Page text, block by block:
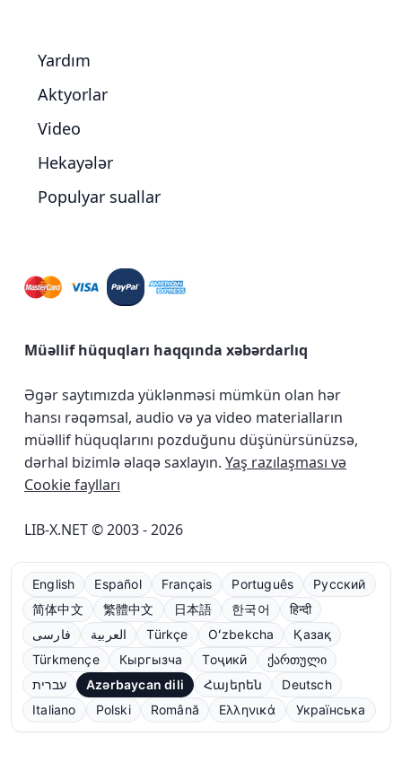
Yardım
Aktyorlar
Video
Hekayələr
Populyar suallar
Müəllif hüquqları haqqında xəbərdarlıq
Əgər saytımızda yüklənməsi mümkün olan hər
hansı rəqəmsal, audio və ya video materialların
müəllif hüquqlarını pozduğunu düşünürsünüzsə,
dərhal bizimlə əlaqə saxlayın. Yaş razılaşması və
Cookie faylları
LIB-X.NET © 2003 - 2026
English Español Français Português
Русский
简体中文
繁體中文 日本語 한국어
हिन्दी
فارسی
العربية Türkçe Oʻzbekcha
Қазақ
Türkmençe
Кыргызча Тоҷикӣ
ქართული
עברית
Azərbaycan dili Հայերեն
Deutsch
Italiano
Polski Română Ελληνικά Українська